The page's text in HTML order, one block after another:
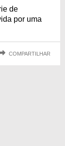
de
por uma
COMPARTILHAR